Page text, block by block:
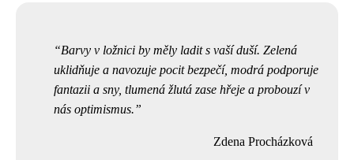
Barvy v ložnici by měly ladit s vaší duší. Zelená
uklidňuje a navozuje pocit bezpečí, modrá podporuje
fantazii a sny, tlumená žlutá zase hřeje a probouzí v
nás optimismus.
Zdena Procházková